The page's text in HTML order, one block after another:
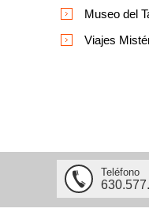
Museo del
Viajes
Teléfono